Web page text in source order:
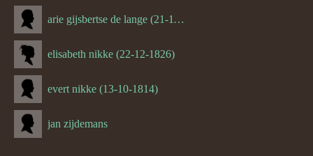
arie gijsbertse de lange (21-11-1675)
elisabeth nikke (22-12-1826)
evert nikke (13-10-1814)
jan zijdemans